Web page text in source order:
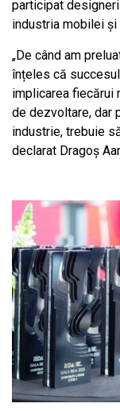
participat
industria mobilei
„De când am
înțeles că
implicarea fiecărui
de dezvoltare, dar
industrie, trebuie
declarat Dragoș